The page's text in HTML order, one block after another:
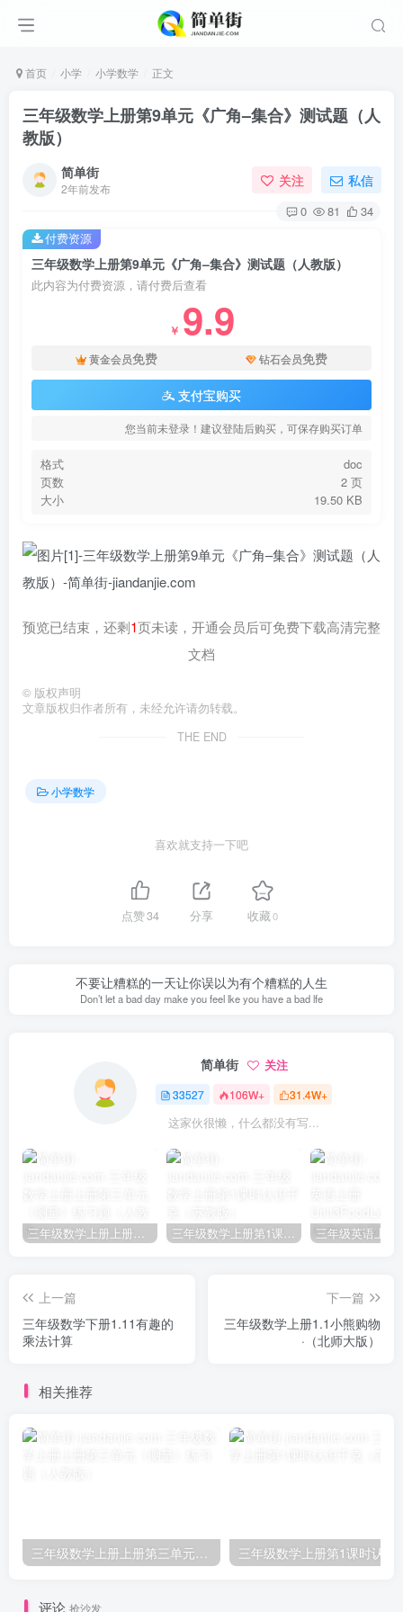
首页 小学 小学数学 正文
三年级数学上册第9单元《广角–集合》测试题（人
教版）
简单街
2年前发布 关注 私信
0 81 34
三年级数学上册第9单元《广角–集合》测试题（人教版）
此内容为付费资源，请付费后查看
￥ 9.9
黄金会员免费 钻石会员免费
支付宝购买
您当前未登录！建议登陆后购买，可保存购买订单
格式
doc
页数
2 页
大小
19.50 KB
付费资源
预览已结束，还剩1页未读，开通会员后可免费下载高清完整
文档
© 版权声明
文章版权归作者所有，未经允许请勿转载。
THE END
小学数学
喜欢就支持一下吧
点赞34 分享 收藏0
不要让糟糕的一天让你误以为有个糟糕的人生
Don’t let a bad day make you feel lke you have a bad lfe
简单街 关注
33527 106W+ 31.4W+
这家伙很懒，什么都没有写...
上一篇
三年级数学下册1.11有趣的
乘法计算
下一篇
三年级数学上册1.1小熊购物
·（北师大版）
相关推荐
评论 抢沙发